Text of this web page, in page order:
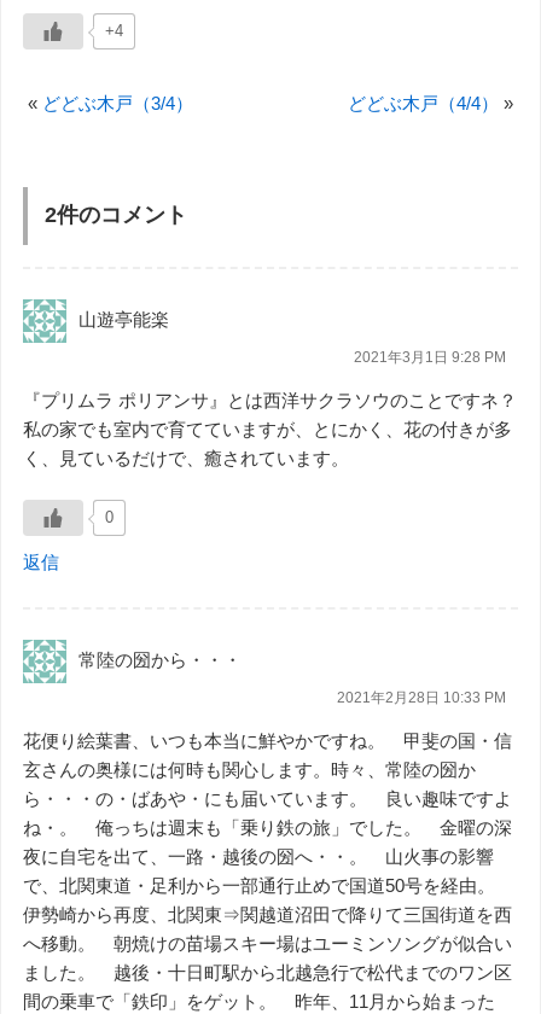
+4
« どどぶ木戸（3/4） どどぶ木戸（4/4） »
2件のコメント
山遊亭能楽
2021年3月1日 9:28 PM
『プリムラ ポリアンサ』とは西洋サクラソウのことですネ？
私の家でも室内で育てていますが、とにかく、花の付きが多
く、見ているだけで、癒されています。
0
返信
常陸の圀から・・・
2021年2月28日 10:33 PM
花便り絵葉書、いつも本当に鮮やかですね。 甲斐の国・信
玄さんの奥様には何時も関心します。時々、常陸の圀か
ら・・・の・ばあや・にも届いています。 良い趣味ですよ
ね・。 俺っちは週末も「乗り鉄の旅」でした。 金曜の深
夜に自宅を出て、一路・越後の圀へ・・。 山火事の影響
で、北関東道・足利から一部通行止めで国道50号を経由。
伊勢崎から再度、北関東⇒関越道沼田で降りて三国街道を西
へ移動。 朝焼けの苗場スキー場はユーミンソングが似合い
ました。 越後・十日町駅から北越急行で松代までのワン区
間の乗車で「鉄印」をゲット。 昨年、11月から始まった